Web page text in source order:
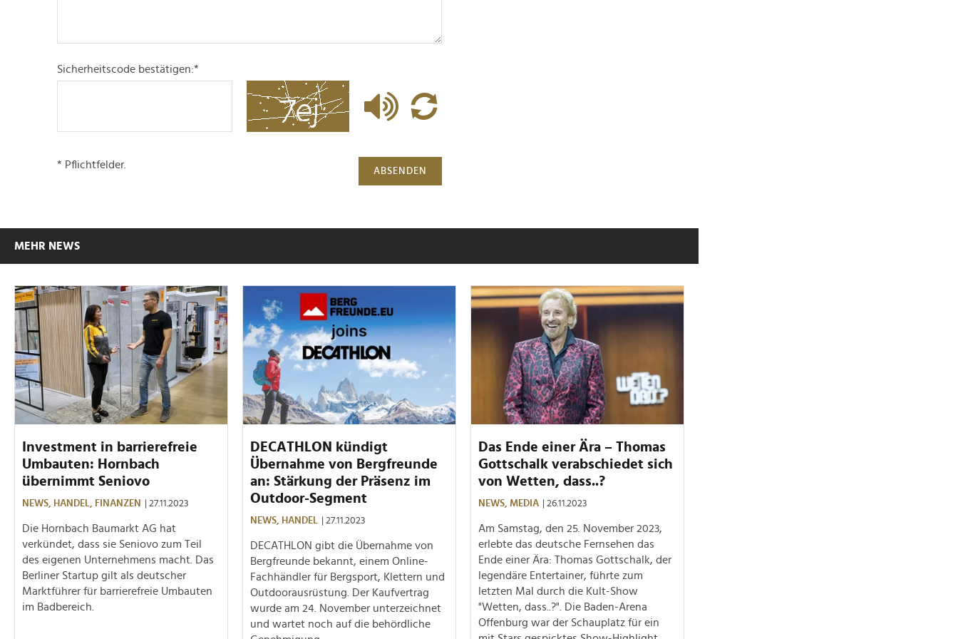
Sicherheitscode bestätigen:*
ABSENDEN
* Pflichtfelder.
MEHR NEWS
Investment in barrierefreie
Umbauten: Hornbach
übernimmt Seniovo
NEWS, HANDEL, FINANZEN | 27.11.2023
Die Hornbach Baumarkt AG hat
verkündet, dass sie Seniovo zum Teil
des eigenen Unternehmens macht. Das
Berliner Startup gilt als deutscher
Marktführer für barrierefreie Umbauten
im Badbereich.
DECATHLON kündigt
Übernahme von Bergfreunde
an: Stärkung der Präsenz im
Outdoor-Segment
NEWS, HANDEL | 27.11.2023
DECATHLON gibt die Übernahme von
Bergfreunde bekannt, einem Online-
Fachhändler für Bergsport, Klettern und
Outdoorausrüstung. Der Kaufvertrag
wurde am 24. November unterzeichnet
und wartet noch auf die behördliche
Das Ende einer Ära – Thomas
Gottschalk verabschiedet sich
von Wetten, dass..?
NEWS, MEDIA | 26.11.2023
Am Samstag, den 25. November 2023,
erlebte das deutsche Fernsehen das
Ende einer Ära: Thomas Gottschalk, der
legendäre Entertainer, führte zum
letzten Mal durch die Kult-Show
"Wetten, dass..?". Die Baden-Arena
Offenburg war der Schauplatz für ein